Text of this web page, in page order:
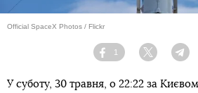
Official SpaceX Photos / Flickr
Facebook
1
Twitter
У суботу, 30 травня, о 22:22 за